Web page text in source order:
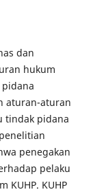
dan
hukum
aturan-aturan
tindak pidana
penegakan
pelaku
KUHP. KUHP